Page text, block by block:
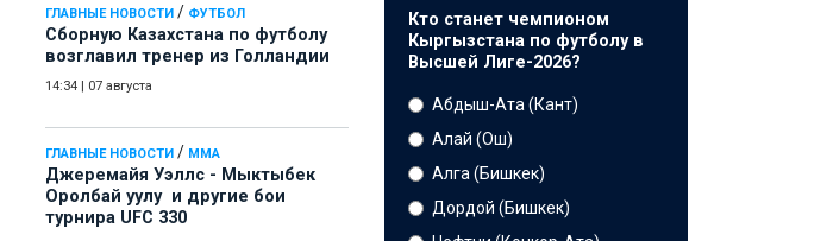
ГЛАВНЫЕ НОВОСТИ / ФУТБОЛ
Сборную Казахстана по футболу
возглавил тренер из Голландии
14:34 07 августа
ГЛАВНЫЕ НОВОСТИ / ММА
Джеремайя Уэллс - Мыктыбек
Оролбай уулу и другие бои
турнира UFC 330
Кто станет чемпионом
Кыргызстана по футболу в
Высшей Лиге-2026?
Абдыш-Ата (Кант)
Алай (Ош)
Алга (Бишкек)
Дордой (Бишкек)